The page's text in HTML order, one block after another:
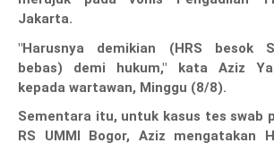
Jakarta.
"Harusnya demikian (HRS besok
bebas) demi hukum," kata Aziz
kepada wartawan, Minggu (8/8).
Sementara itu, untuk kasus tes swab
RS UMMI Bogor, Aziz mengatakan